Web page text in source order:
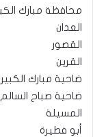
محافظة مبارك
العدان
القصور
القرين
ضاحية مبارك الكبير
ضاحية صباح السالم
المسيلة
أبو فطيرة